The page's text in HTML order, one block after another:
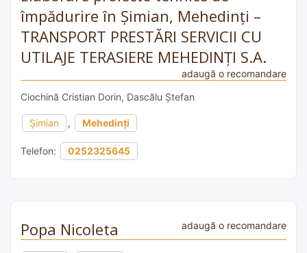
împădurire în Șimian, Mehedinți –
TRANSPORT PRESTĂRI SERVICII CU
UTILAJE TERASIERE MEHEDINȚI S.A.
adaugă o recomandare
Ciochină Cristian Dorin, Dascălu Ștefan
Șimian , Mehedinți
Telefon: 0252325645
Popa Nicoleta adaugă o recomandare